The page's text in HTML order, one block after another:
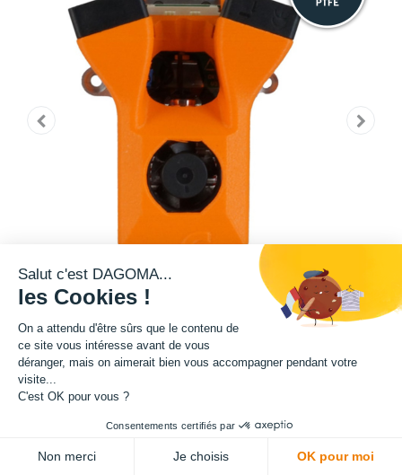
350,00€
(350,00€ TVA comprise)
03 : 14 : 09 : 05
Salut c'est DAGOMA...
les Cookies !
On a attendu d'être sûrs que le contenu de
ce site vous intéresse avant de vous
déranger, mais on aimerait bien vous accompagner pendant votre
visite...
C'est OK pour vous ?
Consentements certifiés par
Non merci Je choisis OK pour moi